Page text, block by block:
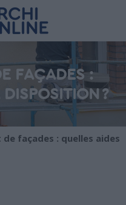
FAÇADES :
?
de façades : quelles aides